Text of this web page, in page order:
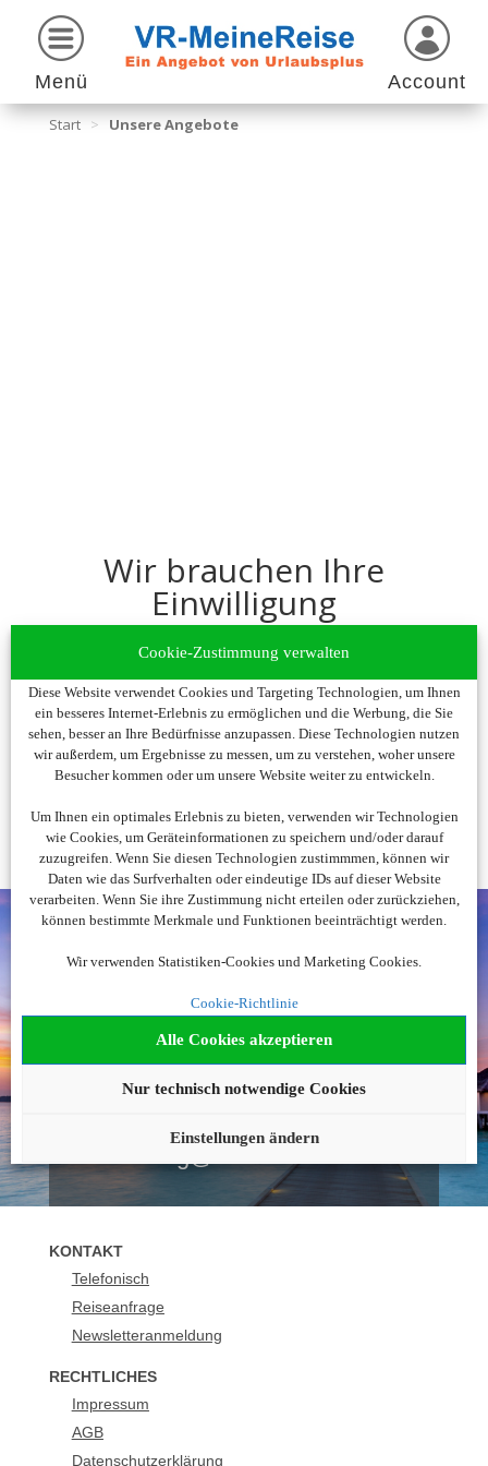
Cookie-Zustimmung verwalten
Diese Website verwendet Cookies und Targeting Technologien, um Ihnen
ein besseres Internet-Erlebnis zu ermöglichen und die Werbung, die Sie
sehen, besser an Ihre Bedürfnisse anzupassen. Diese Technologien nutzen
wir außerdem, um Ergebnisse zu messen, um zu verstehen, woher unsere
Besucher kommen oder um unsere Website weiter zu entwickeln.
Um Ihnen ein optimales Erlebnis zu bieten, verwenden wir Technologien
wie Cookies, um Geräteinformationen zu speichern und/oder darauf
zuzugreifen. Wenn Sie diesen Technologien zustimmmen, können wir
Daten wie das Surfverhalten oder eindeutige IDs auf dieser Website
verarbeiten. Wenn Sie ihre Zustimmung nicht erteilen oder zurückziehen,
können bestimmte Merkmale und Funktionen beeinträchtigt werden.
Wir verwenden Statistiken-Cookies und Marketing Cookies.
Cookie-Richtlinie
Alle Cookies akzeptieren
Nur technisch notwendige Cookies
Einstellungen ändern
Menü Account
Start > Unsere Angebote
Wir brauchen Ihre
Einwilligung
Um diesen Inhalt darzustellen, aktivieren Sie bitte die Cookies. Es
werden ggf. personenbezogene Daten verarbeitet.
Cookies akzeptieren
Noch nicht fündig
geworden?
Wir beraten Sie gerne!
buchung@vr-meinereise.de
KONTAKT
Telefonisch
Reiseanfrage
Newsletteranmeldung
RECHTLICHES
Impressum
AGB
Datenschutzerklärung